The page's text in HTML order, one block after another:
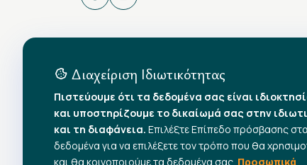
Διαχείριση Ιδιωτικότητας
Πιστεύουμε ότι τα δεδομένα σας είναι
και υποστηρίζουμε το δικαίωμά σας στην
και τη διαφάνεια. Επιλέξτε Επίπεδο πρόσβασης στα
δεδομένα για να επιλέξετε τον τρόπο που θα
και θα κοινοποιούμε τα δεδομένα σας. Προσωπικά